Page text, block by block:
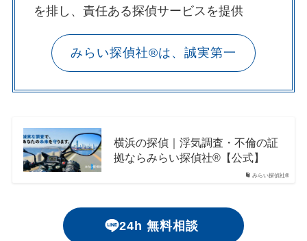
を排し、責任ある探偵サービスを提供
みらい探偵社®︎は、誠実第一
みらい探偵社®︎
横浜の探偵｜浮気調査・不倫の証
拠ならみらい探偵社®︎【公式】
24h 無料相談